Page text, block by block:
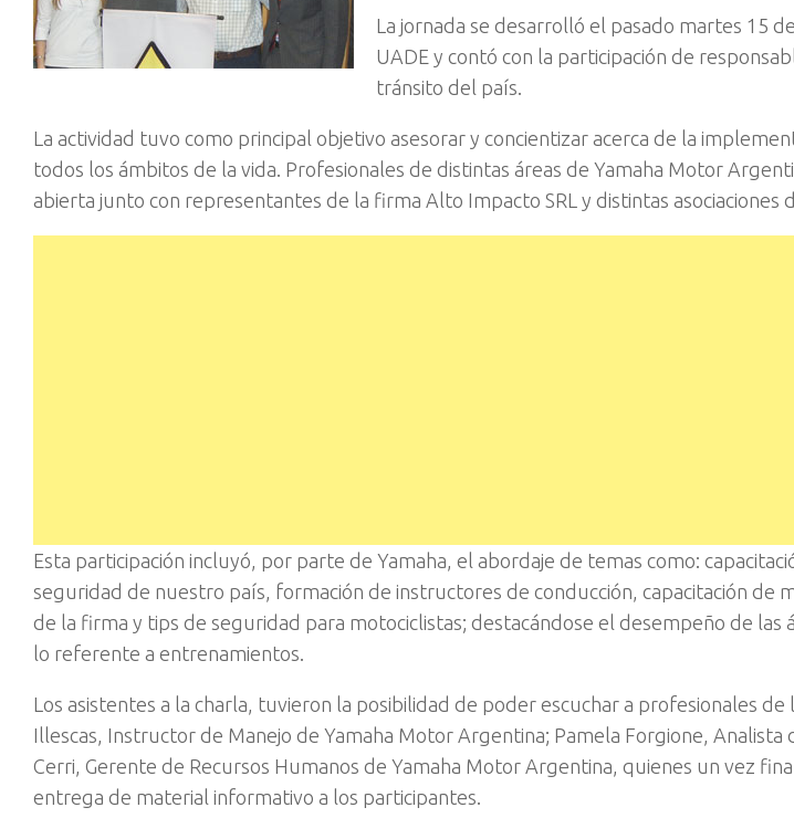
La jornada se desarrolló el pasado martes 15
UADE y contó con la participación de
tránsito del país.
La actividad tuvo como principal objetivo asesorar y concientizar acerca de la
todos los ámbitos de la vida. Profesionales de distintas áreas de Yamaha Motor
abierta junto con representantes de la firma Alto Impacto SRL y distintas asociaciones
Esta participación incluyó, por parte de Yamaha, el abordaje de temas como:
seguridad de nuestro país, formación de instructores de conducción, capacitación de
de la firma y tips de seguridad para motociclistas; destacándose el desempeño de las
lo referente a entrenamientos.
Los asistentes a la charla, tuvieron la posibilidad de poder escuchar a profesionales
Illescas, Instructor de Manejo de Yamaha Motor Argentina; Pamela Forgione, Analista
Cerri, Gerente de Recursos Humanos de Yamaha Motor Argentina, quienes un vez
entrega de material informativo a los participantes.